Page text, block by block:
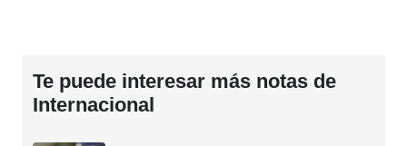
Te puede interesar más notas de
Internacional